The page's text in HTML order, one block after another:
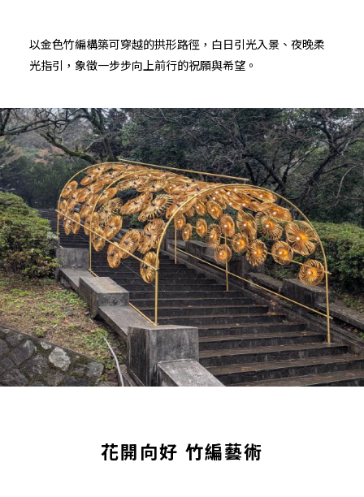
以金色竹編構築可穿越的拱形路徑，白日引光入景、夜晚柔
光指引，象徵一步步向上前行的祝願與希望。
花開向好 竹編藝術